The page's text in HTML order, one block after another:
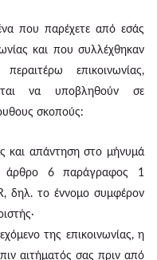
που παρέχετε από εσάς
και που συλλέχθηκαν
επικοινωνίας,
να υποβληθούν σε
σκοπούς:
και απάντηση στο μήνυμά
6 παράγραφος 1
δηλ. το έννομο συμφέρον
της επικοινωνίας, η
αιτήματός σας πριν από